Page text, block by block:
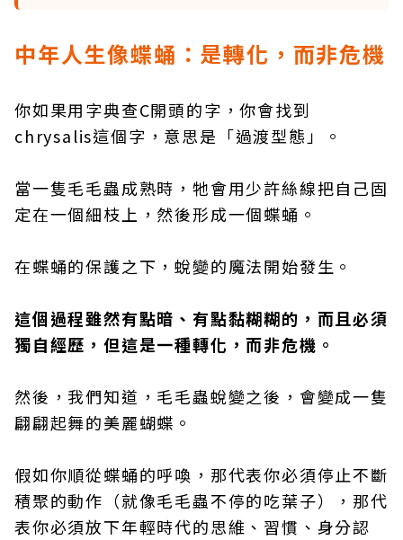
中年人生像蝶蛹：是轉化，而非危機
你如果用字典查C開頭的字，你會找到
chrysalis這個字，意思是「過渡型態」。
當一隻毛毛蟲成熟時，牠會用少許絲線把自己固
定在一個細枝上，然後形成一個蝶蛹。
在蝶蛹的保護之下，蛻變的魔法開始發生。
這個過程雖然有點暗、有點黏糊糊的，而且必須
獨自經歷，但這是一種轉化，而非危機。
然後，我們知道，毛毛蟲蛻變之後，會變成一隻
翩翩起舞的美麗蝴蝶。
假如你順從蝶蛹的呼喚，那代表你必須停止不斷
積聚的動作（就像毛毛蟲不停的吃葉子），那代
表你必須放下年輕時代的思維、習慣、身分認